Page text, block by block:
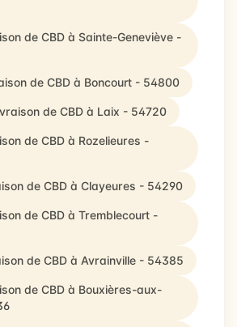
de CBD à Sainte-Geneviève -
de CBD à Boncourt - 54800
de CBD à Laix - 54720
de CBD à Rozelieures -
de CBD à Clayeures - 54290
de CBD à Tremblecourt -
de CBD à Avrainville - 54385
de CBD à Bouxières-aux-